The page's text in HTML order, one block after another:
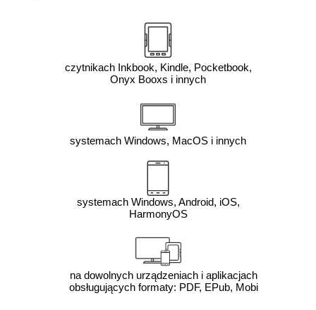
czytnikach Inkbook, Kindle, Pocketbook,
Onyx Booxs i innych
systemach Windows, MacOS i innych
systemach Windows, Android, iOS,
HarmonyOS
na dowolnych urządzeniach i aplikacjach
obsługujących formaty: PDF, EPub, Mobi